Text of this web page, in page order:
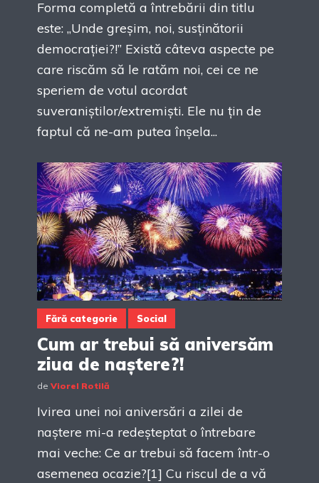
Forma completă a întrebării din titlu
este: „Unde greșim, noi, susținătorii
democrației?!” Există câteva aspecte pe
care riscăm să le ratăm noi, cei ce ne
speriem de votul acordat
suveraniștilor/extremiști. Ele nu țin de
faptul că ne-am putea înșela...
Fără categorie Social
Cum ar trebui să aniversăm
ziua de naștere?!
de Viorel Rotilă
Ivirea unei noi aniversări a zilei de
naștere mi-a redeșteptat o întrebare
mai veche: Ce ar trebui să facem într-o
asemenea ocazie?[1] Cu riscul de a vă